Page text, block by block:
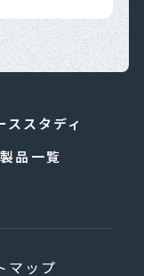
ススタディ
製品一覧
マップ